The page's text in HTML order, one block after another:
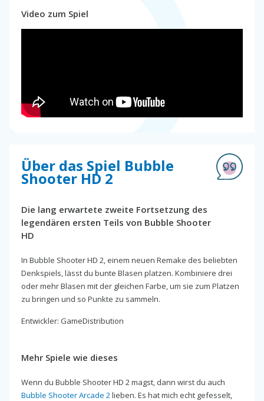
Video zum Spiel
Über das Spiel Bubble
Shooter HD 2
Die lang erwartete zweite Fortsetzung des
legendären ersten Teils von Bubble Shooter
HD
In Bubble Shooter HD 2, einem neuen Remake des beliebten
Denkspiels, lässt du bunte Blasen platzen. Kombiniere drei
oder mehr Blasen mit der gleichen Farbe, um sie zum Platzen
zu bringen und so Punkte zu sammeln.
Entwickler: GameDistribution
Mehr Spiele wie dieses
Wenn du Bubble Shooter HD 2 magst, dann wirst du auch
Bubble Shooter Arcade 2lieben. Es hat mich echt gefesselt,